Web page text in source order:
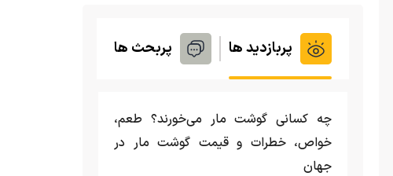
پربازدید ها پربحث ها
چه کسانی گوشت مار می‌خورند؟ طعم،
خواص، خطرات و قیمت گوشت مار در
جهان